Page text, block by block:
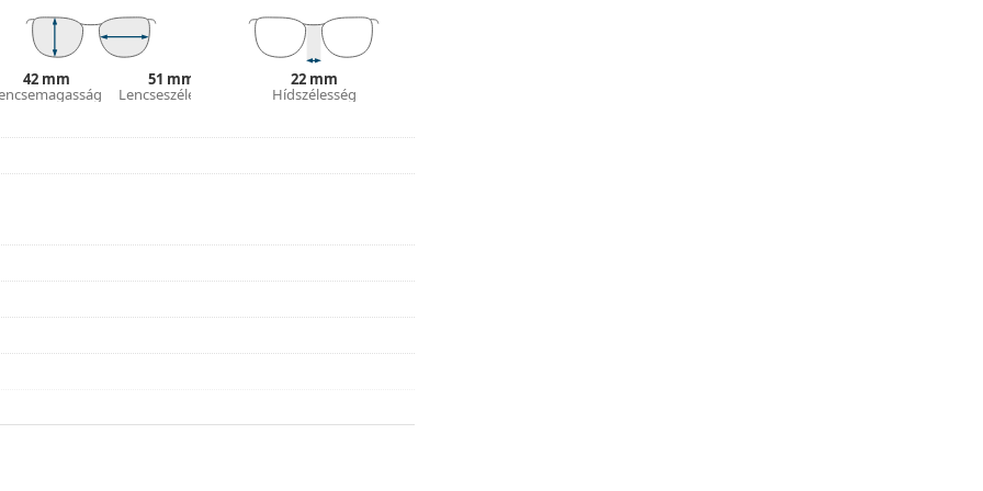
kialakítása eltérő lehet.
ápolására. Egyes modellekhez kendő helyett
útmutatót.
42 mm 51 mm
Lencseszélesség
22 mm
Hídszélesség